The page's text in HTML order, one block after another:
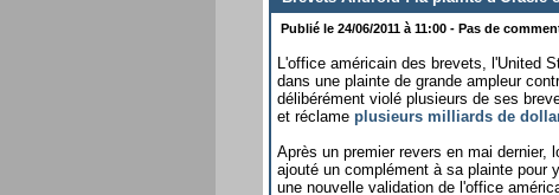
Publié le 24/06/2011 à 11:00 - Pas de
L'office américain des brevets, l'United
dans une plainte de grande ampleur
délibérément violé plusieurs de ses
et réclame plusieurs milliards de
Après un premier revers en mai dernier,
ajouté un complément à sa plainte pour
une nouvelle validation de l'office